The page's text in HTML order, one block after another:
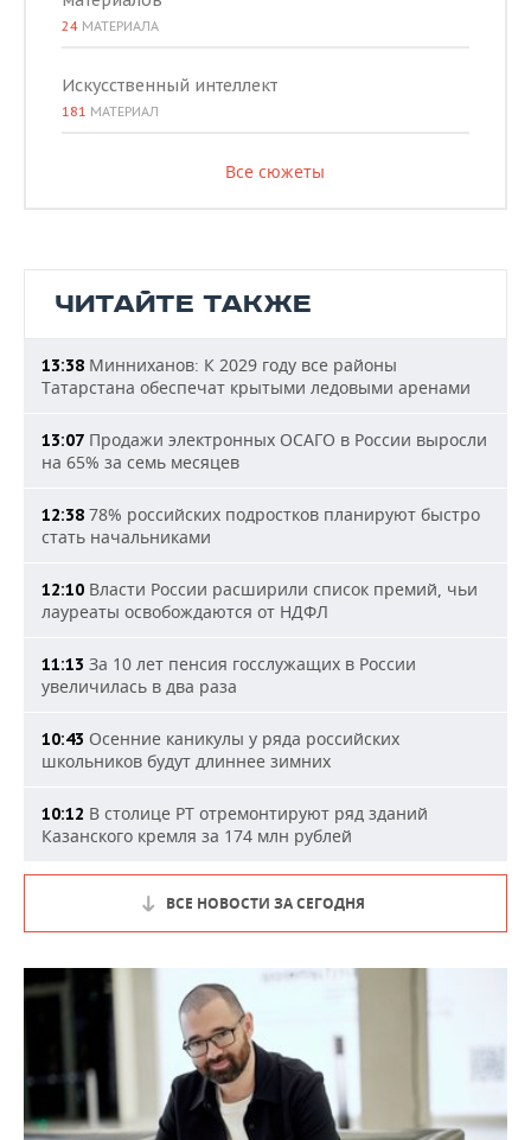
24 МАТЕРИАЛА
Искусственный интеллект
181 МАТЕРИАЛ
Все сюжеты
ЧИТАЙТЕ ТАКЖЕ
13:38 Минниханов: К 2029 году все районы
Татарстана обеспечат крытыми ледовыми аренами
13:07 Продажи электронных ОСАГО в России выросли
на 65% за семь месяцев
12:38 78% российских подростков планируют быстро
стать начальниками
12:10 Власти России расширили список премий, чьи
лауреаты освобождаются от НДФЛ
11:13 За 10 лет пенсия госслужащих в России
увеличилась в два раза
10:43 Осенние каникулы у ряда российских
школьников будут длиннее зимних
10:12 В столице РТ отремонтируют ряд зданий
Казанского кремля за 174 млн рублей
ВСЕ НОВОСТИ ЗА СЕГОДНЯ